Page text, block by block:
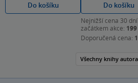
Do košíku
Do košíku
Nejnižší cena 30
začátkem akce:
Doporučená cena:
Všechny knihy autora